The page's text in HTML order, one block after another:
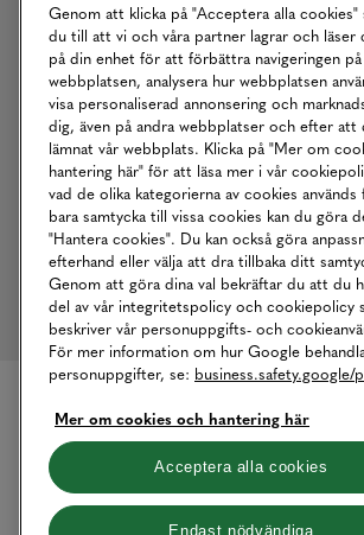
Betalningar online sköts
Genom att klicka på "Acceptera alla cookies"
du till att vi och våra partner lagrar och läser
på din enhet för att förbättra navigeringen på
webbplatsen, analysera hur webbplatsen
visa personaliserad annonsering och
dig, även på andra webbplatser och efter att
lämnat vår webbplats. Klicka på "Mer om
hantering här" för att läsa mer i vår
vad de olika kategorierna av cookies
bara samtycka till vissa cookies kan du göra
"Hantera cookies". Du kan också göra
efterhand eller välja att dra tillbaka ditt
Genom att göra dina val bekräftar du att du
del av vår integritetspolicy och cookiepolicy
beskriver vår personuppgifts- och
För mer information om hur Google
personuppgifter, se: business.safety.google/
Mer om cookies och hantering här
Acceptera alla cookies
Endast nödvändiga